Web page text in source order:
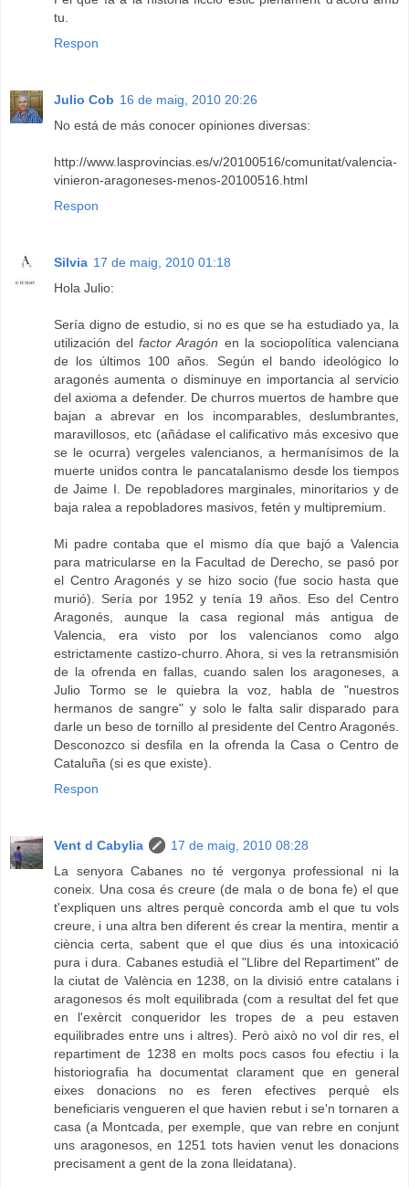
tu.
Respon
Julio Cob 16 de maig, 2010 20:26
No está de más conocer opiniones diversas:
http://www.lasprovincias.es/v/20100516/comunitat/valencia-
vinieron-aragoneses-menos-20100516.html
Respon
Silvia 17 de maig, 2010 01:18
Hola Julio:
Sería digno de estudio, si no es que se ha estudiado ya, la
utilización delfactor Aragón en la sociopolítica valenciana
de los últimos 100 años. Según el bando ideológico lo
aragonés aumenta o disminuye en importancia al servicio
del axioma a defender. De churros muertos de hambre que
bajan a abrevar en los incomparables, deslumbrantes,
maravillosos, etc (añádase el calificativo más excesivo que
se le ocurra) vergeles valencianos, a hermanísimos de la
muerte unidos contra le pancatalanismo desde los tiempos
de Jaime I. De repobladores marginales, minoritarios y de
baja ralea a repobladores masivos, fetén y multipremium.
Mi padre contaba que el mismo día que bajó a Valencia
para matricularse en la Facultad de Derecho, se pasó por
el Centro Aragonés y se hizo socio (fue socio hasta que
murió). Sería por 1952 y tenía 19 años. Eso del Centro
Aragonés, aunque la casa regional más antigua de
Valencia, era visto por los valencianos como algo
estrictamente castizo-churro. Ahora, si ves la retransmisión
de la ofrenda en fallas, cuando salen los aragoneses, a
Julio Tormo se le quiebra la voz, habla de "nuestros
hermanos de sangre" y solo le falta salir disparado para
darle un beso de tornillo al presidente del Centro Aragonés.
Desconozco si desfila en la ofrenda la Casa o Centro de
Cataluña (si es que existe).
Respon
Vent d Cabylia
17 de maig, 2010 08:28
La senyora Cabanes no té vergonya professional ni la
coneix. Una cosa és creure (de mala o de bona fe) el que
t'expliquen uns altres perquè concorda amb el que tu vols
creure, i una altra ben diferent és crear la mentira, mentir a
ciència certa, sabent que el que dius és una intoxicació
pura i dura. Cabanes estudià el "Llibre del Repartiment" de
la ciutat de València en 1238, on la divisió entre catalans i
aragonesos és molt equilibrada (com a resultat del fet que
en l'exèrcit conqueridor les tropes de a peu estaven
equilibrades entre uns i altres). Però això no vol dir res, el
repartiment de 1238 en molts pocs casos fou efectiu i la
historiografia ha documentat clarament que en general
eixes donacions no es feren efectives perquè els
beneficiaris vengueren el que havien rebut i se'n tornaren a
casa (a Montcada, per exemple, que van rebre en conjunt
uns aragonesos, en 1251 tots havien venut les donacions
precisament a gent de la zona lleidatana).